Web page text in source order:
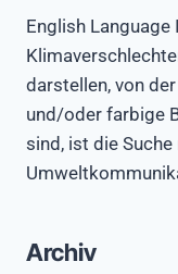
English Language
darstellen, von
und/oder farbige
sind, ist die
Archiv